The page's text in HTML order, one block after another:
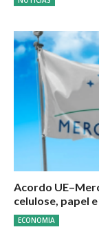
Acordo
celulose, papel
ECONOMIA